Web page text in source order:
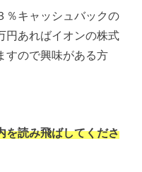
％キャッシュバックの
円あればイオンの株式
すので興味がある方
を読み飛ばしてくださ